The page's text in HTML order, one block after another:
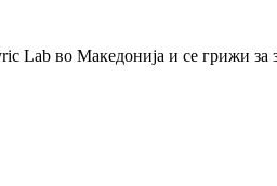
во Македонија и се грижи за